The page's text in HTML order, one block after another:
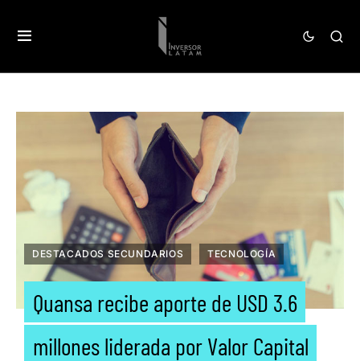
DESTACADOS SECUNDARIOS TECNOLOGÍA
Quansa recibe aporte de USD 3.6
millones liderada por Valor Capital